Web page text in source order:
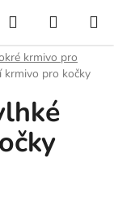
Hledat
KOŠÍK
krmivo pro
krmivo pro kočky